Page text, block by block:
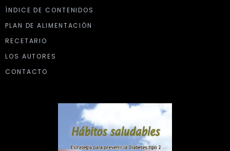
ÍNDICE DE CONTENIDOS
PLAN DE ALIMENTACIÓN
RECETARIO
LOS AUTORES
CONTACTO